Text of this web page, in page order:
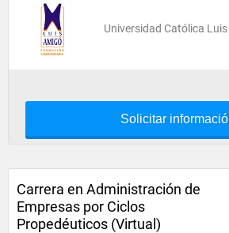
Universidad Católica
Solicitar
Carrera en Administración de
Empresas por Ciclos
Propedéuticos (Virtual)